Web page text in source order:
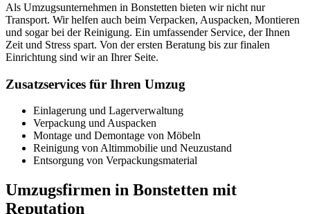
Als Umzugsunternehmen in Bonstetten bieten wir nicht nur
Transport. Wir helfen auch beim Verpacken, Auspacken, Montieren
und sogar bei der Reinigung. Ein umfassender Service, der Ihnen
Zeit und Stress spart. Von der ersten Beratung bis zur finalen
Einrichtung sind wir an Ihrer Seite.
Zusatzservices für Ihren Umzug
Einlagerung und Lagerverwaltung
Verpackung und Auspacken
Montage und Demontage von Möbeln
Reinigung von Altimmobilie und Neuzustand
Entsorgung von Verpackungsmaterial
Umzugsfirmen in Bonstetten mit
Reputation